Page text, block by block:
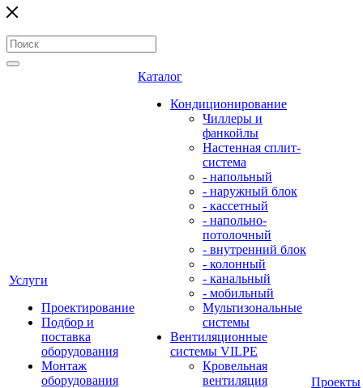
Услуги
Проектирование
Подбор и
поставка
оборудования
Монтаж
оборудования
Каталог
Кондиционирование
Чиллеры и
фанкойлы
Настенная сплит-
система
- напольный
- наружный блок
- кассетный
- напольно-
потолочный
- внутренний блок
- колонный
- канальный
- мобильный
Мультизональные
системы
Вентиляционные
системы VILPE
Кровельная
вентиляция
Проекты